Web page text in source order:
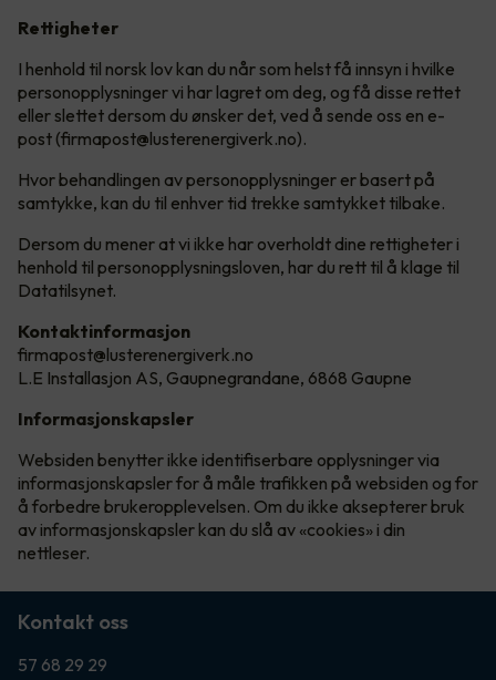
Rettigheter
I henhold til norsk lov kan du når som helst få innsyn i hvilke
personopplysninger vi har lagret om deg, og få disse rettet
eller slettet dersom du ønsker det, ved å sende oss en e-
post (firmapost@lusterenergiverk.no).
Hvor behandlingen av personopplysninger er basert på
samtykke, kan du til enhver tid trekke samtykket tilbake.
Dersom du mener at vi ikke har overholdt dine rettigheter i
henhold til personopplysningsloven, har du rett til å klage til
Datatilsynet.
Kontaktinformasjon
firmapost@lusterenergiverk.no
L.E Installasjon AS, Gaupnegrandane, 6868 Gaupne
Informasjonskapsler
Websiden benytter ikke identifiserbare opplysninger via
informasjonskapsler for å måle trafikken på websiden og for
å forbedre brukeropplevelsen. Om du ikke aksepterer bruk
av informasjonskapsler kan du slå av «cookies» i din
nettleser.
Kontakt oss
57 68 29 29